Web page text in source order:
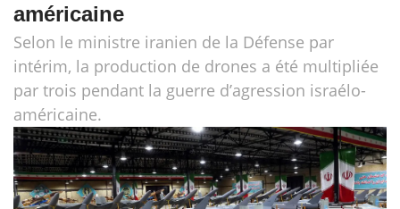
américaine
Selon le ministre iranien de la Défense par
intérim, la production de drones a été multipliée
par trois pendant la guerre d’agression israélo-
américaine.